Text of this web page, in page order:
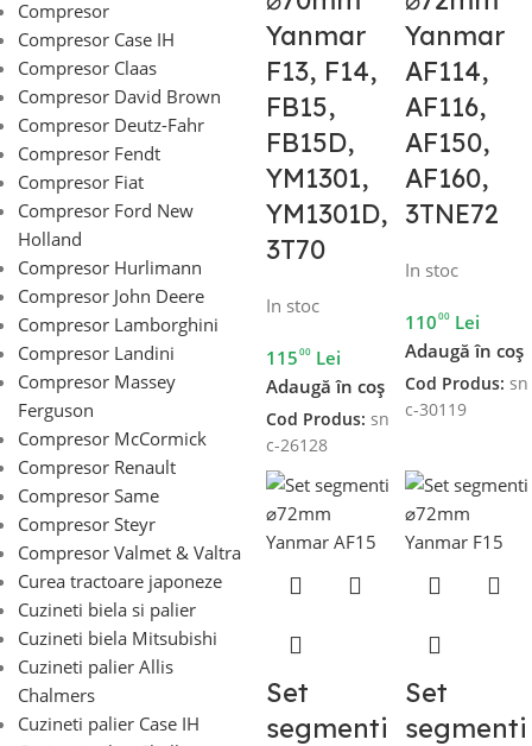
Compresor
Compresor Case IH
Compresor Claas
Compresor David Brown
Compresor Deutz-Fahr
Compresor Fendt
Compresor Fiat
Compresor Ford New
Holland
Compresor Hurlimann
Compresor John Deere
Compresor Lamborghini
Compresor Landini
Compresor Massey
Ferguson
Compresor McCormick
Compresor Renault
Compresor Same
Compresor Steyr
Compresor Valmet & Valtra
Curea tractoare japoneze
Cuzineti biela si palier
Cuzineti biela Mitsubishi
Cuzineti palier Allis
Chalmers
Cuzineti palier Case IH
Yanmar
F13, F14,
FB15,
FB15D,
YM1301,
YM1301D,
3T70
In stoc
11500 Lei
Adaugă în coș
Cod Produs: sn
c-26128
Yanmar
AF114,
AF116,
AF150,
AF160,
3TNE72
In stoc
11000 Lei
Adaugă în coș
Cod Produs: sn
c-30119
Set
segmenti
Set
segmenti